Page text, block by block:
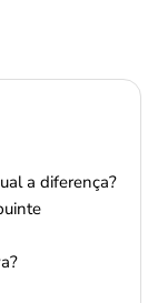
a diferença?